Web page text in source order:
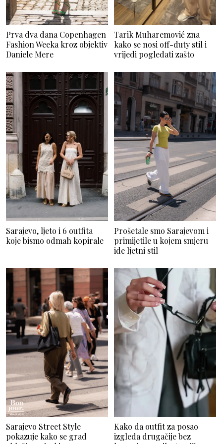
Prva dva dana Copenhagen
Fashion Weeka kroz objektiv
Daniele Mere
Tarik Muharemović zna
kako se nosi off-duty stil i
vrijedi pogledati zašto
Sarajevo, ljeto i 6 outfita
koje bismo odmah kopirale
Prošetale smo Sarajevom i
primijetile u kojem smjeru
ide ljetni stil
Sarajevo Street Style
pokazuje kako se grad
Kako da outfit za posao
izgleda drugačije bez